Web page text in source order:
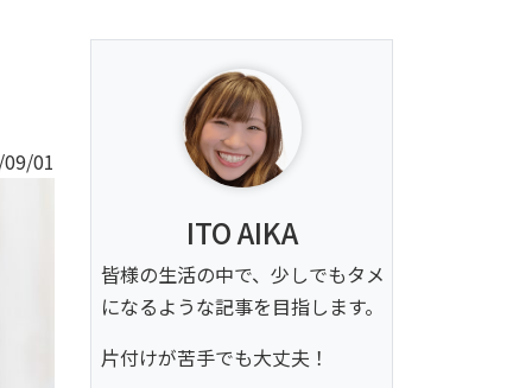
01
ITO AIKA
皆様の生活の中で、少しでもタメ
になるような記事を目指します。
片付けが苦手でも大丈夫！